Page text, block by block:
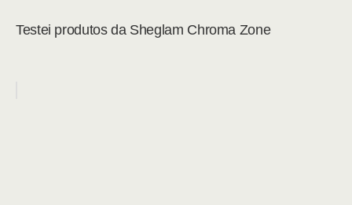
Testei produtos da Sheglam Chroma Zone